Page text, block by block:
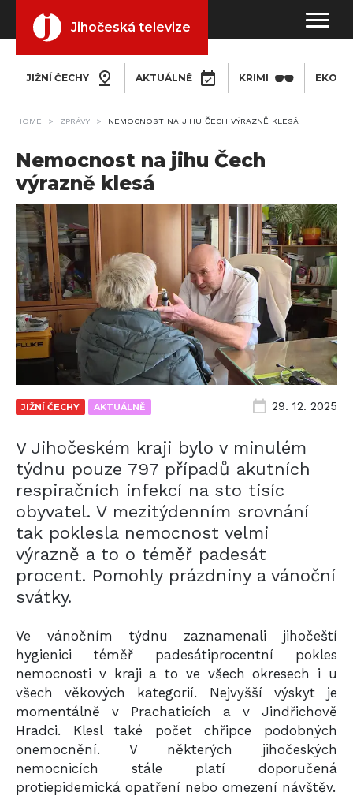
Jihočeská televize
JIŽNÍ ČECHY AKTUÁLNĚ KRIMI
HOME ZPRÁVY NEMOCNOST NA JIHU ČECH VÝRAZNĚ KLESÁ
Nemocnost na jihu Čech
výrazně klesá
JIŽNÍ ČECHY AKTUÁLNĚ 29. 12. 2025
V Jihočeském kraji bylo v minulém
týdnu pouze 797 případů akutních
respiračních infekcí na sto tisíc
obyvatel. V mezitýdenním srovnání
tak poklesla nemocnost velmi
výrazně a to o téměř padesát
procent. Pomohly prázdniny a vánoční
svátky.
Ve vánočním týdnu zaznamenali jihočeští
hygienici téměř padesátiprocentní pokles
nemocnosti v kraji a to ve všech okresech i u
všech věkových kategorií. Nejvyšší výskyt je
momentálně v Prachaticích a v Jindřichově
Hradci. Klesl také počet chřipce podobných
onemocnění. V některých jihočeských
nemocnicích stále platí doporučená
protiepidemická opatření nebo omezení návštěv.